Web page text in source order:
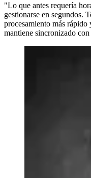
"Lo que antes requería
gestionarse en segundos.
procesamiento más
mantiene sincronizado